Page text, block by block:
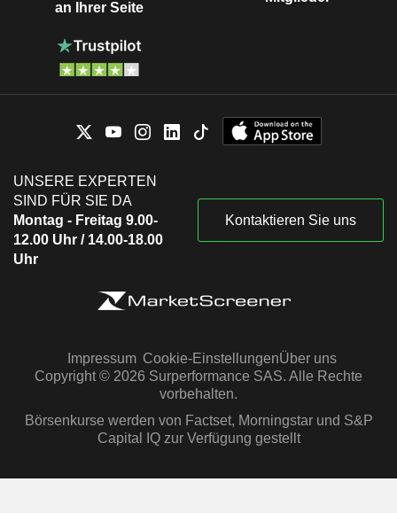
an Ihrer Seite
UNSERE EXPERTEN
SIND FÜR SIE DA
Montag - Freitag 9.00-
12.00 Uhr / 14.00-18.00
Uhr
Kontaktieren Sie uns
Impressum Cookie-EinstellungenÜber uns
Copyright © 2026 Surperformance SAS. Alle Rechte
vorbehalten.
Börsenkurse werden von Factset, Morningstar und S&P
Capital IQ zur Verfügung gestellt